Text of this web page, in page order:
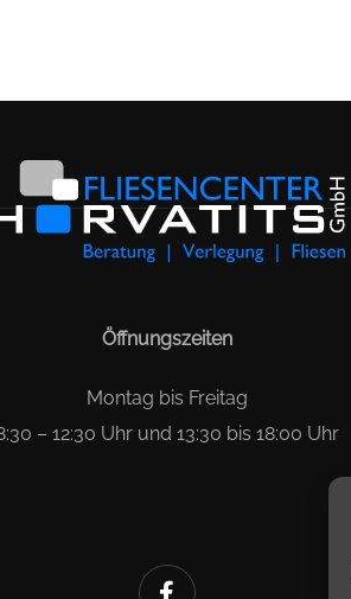
Öffnungszeiten
Montag bis Freitag
– 12:30 Uhr und 13:30 bis 18:00 Uhr